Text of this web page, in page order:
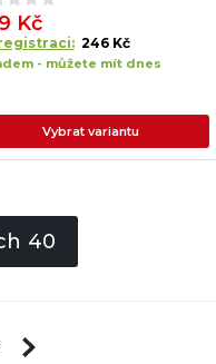
Kč
246 Kč
- můžete mít dnes
Vybrat variantu
40